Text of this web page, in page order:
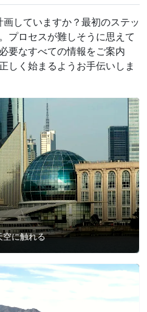
していますか？最初のステッ
プロセスが難しそうに思えて
要なすべての情報をご案内
しく始まるようお手伝いしま
空に触れる